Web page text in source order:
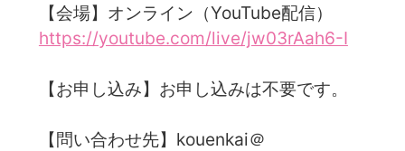
【会場】オンライン（YouTube配信）
https://youtube.com/live/jw03rAah6-I
【お申し込み】お申し込みは不要です。
【問い合わせ先】kouenkai＠